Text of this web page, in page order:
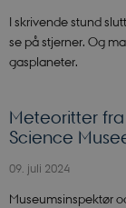
I skrivende stund
se på stjerner. Og
gasplaneter.
Meteoritter
Science
09. juli 2024
Museumsinspektør